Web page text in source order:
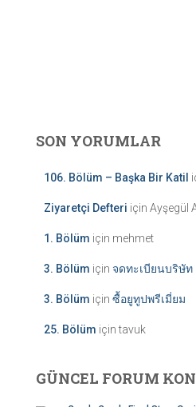
SON YORUMLAR
106. Bölüm – Başka Bir Katil
Ziyaretçi Defteri için Ayşegül
1. Bölüm için mehmet
3. Bölüm için จดทะเบียนบริษัท
3. Bölüm için ซื้อยูทูปพรีเมี่ยม
25. Bölüm içintavuk
GÜNCEL FORUM